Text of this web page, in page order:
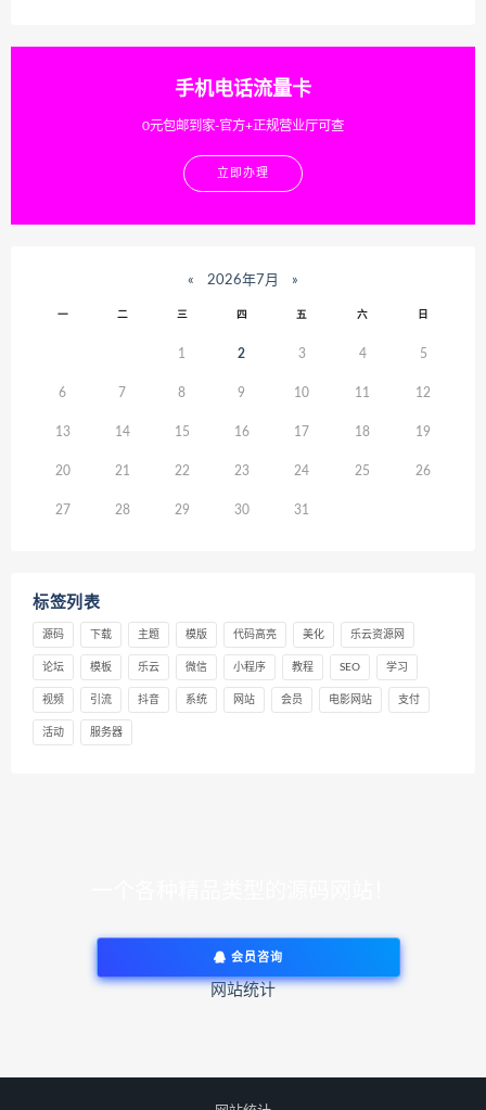
手机电话流量卡
0元包邮到家-官方+正规营业厅可查
立即办理
« 2026年7月 »
一 二 三 四 五 六 日
1 2 3 4 5
6 7 8 9 10 11 12
13 14 15 16 17 18 19
20 21 22 23 24 25 26
27 28 29 30 31
标签列表
源码 下载 主题 模版 代码高亮 美化 乐云资源网
论坛 模板 乐云 微信 小程序 教程 SEO 学习
视频 引流 抖音 系统 网站 会员 电影网站 支付
活动 服务器
会员咨询
网站统计